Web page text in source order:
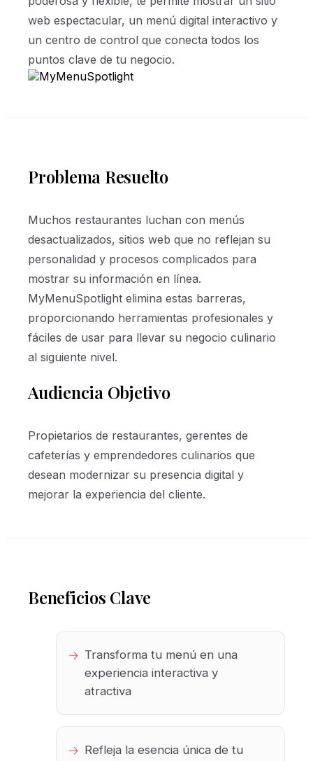
web espectacular, un menú digital interactivo y
un centro de control que conecta todos los
puntos clave de tu negocio.
Problema Resuelto
Muchos restaurantes luchan con menús
desactualizados, sitios web que no reflejan su
personalidad y procesos complicados para
mostrar su información en línea.
MyMenuSpotlight elimina estas barreras,
proporcionando herramientas profesionales y
fáciles de usar para llevar su negocio culinario
al siguiente nivel.
Audiencia Objetivo
Propietarios de restaurantes, gerentes de
cafeterías y emprendedores culinarios que
desean modernizar su presencia digital y
mejorar la experiencia del cliente.
Beneficios Clave
Transforma tu menú en una
experiencia interactiva y
atractiva
Refleja la esencia única de tu